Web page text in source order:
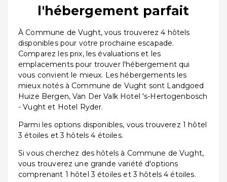
l'hébergement parfait
À Commune de Vught, vous trouverez 4 hôtels
disponibles pour votre prochaine escapade.
Comparez les prix, les évaluations et les
emplacements pour trouver l'hébergement qui
vous convient le mieux. Les hébergements les
mieux notés à Commune de Vught sont Landgoed
Huize Bergen, Van Der Valk Hotel 's-Hertogenbosch
- Vught et Hotel Ryder.
Parmi les options disponibles, vous trouverez 1 hôtel
3 étoiles et 3 hôtels 4 étoiles.
Si vous cherchez des hôtels à Commune de Vught,
vous trouverez une grande variété d'options
comprenant 1 hôtel 3 étoiles et 3 hôtels 4 étoiles.